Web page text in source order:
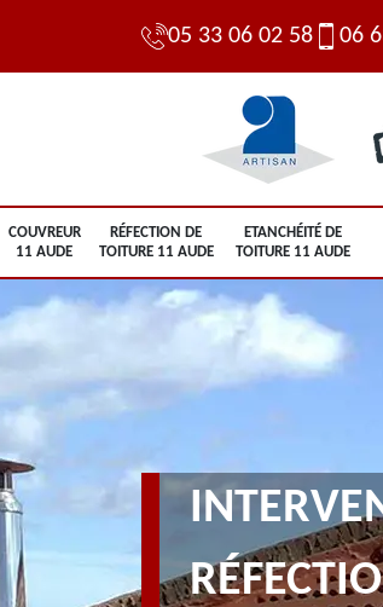
05 33 06 02 58 06
COUVREUR
11 AUDE
RÉFECTION DE
TOITURE 11 AUDE
ETANCHÉITÉ DE
TOITURE 11 AUDE